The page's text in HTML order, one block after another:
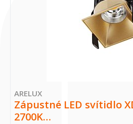
ARELUX
Zápustné LED svítidlo
2700K…